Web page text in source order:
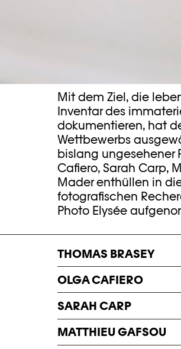
Mit dem Ziel, die
Inventar des
dokumentieren, hat
Wettbewerbs
bislang ungesehener
Cafiero, Sarah Carp,
Mader enthüllen in
fotografischen
Photo Elysée
THOMAS BRASEY
BÖSER JORAT
Geboren in den
Lausanne. Nach
EPFL absolvierte er
OLGA CAFIERO
EPHEMERIS
Geboren 1982, besitzt
SARAH CARP
MECHANISCHER
MATTHIEU GAFSOU